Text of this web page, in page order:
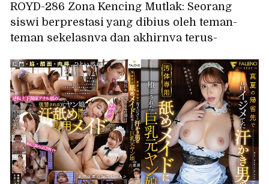
ROYD-286 Zona Kencing Mutlak: Seorang
siswi berprestasi yang dibius oleh teman-
teman sekelasnya dan akhirnya terus-
Misao Oguri